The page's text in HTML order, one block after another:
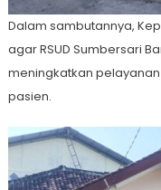
Dalam sambutannya,
agar RSUD Sumbersari
meningkatkan
pasien.